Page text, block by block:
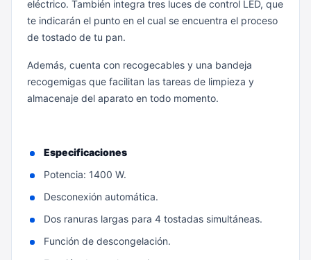
eléctrico. También integra tres luces de control LED, que
te indicarán el punto en el cual se encuentra el proceso
de tostado de tu pan.
Además, cuenta con recogecables y una bandeja
recogemigas que facilitan las tareas de limpieza y
almacenaje del aparato en todo momento.
Especificaciones
Potencia: 1400 W.
Desconexión automática.
Dos ranuras largas para 4 tostadas simultáneas.
Función de descongelación.